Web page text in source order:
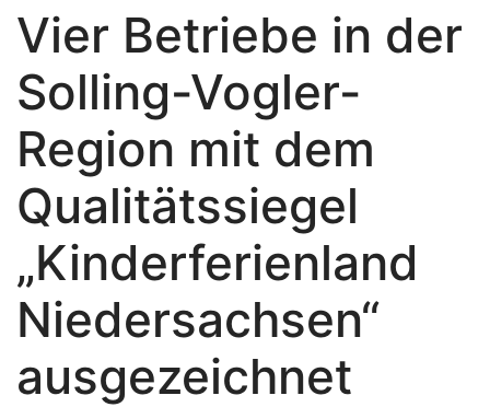
Vier Betriebe in der
Solling-Vogler-
Region mit dem
Qualitätssiegel
„Kinderferienland
Niedersachsen“
ausgezeichnet